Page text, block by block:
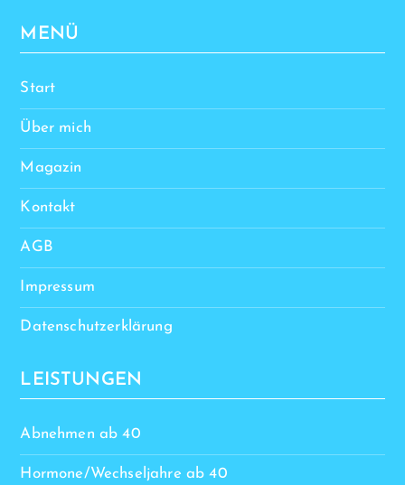
MENÜ
Start
Über mich
Magazin
Kontakt
AGB
Impressum
Datenschutzerklärung
LEISTUNGEN
Abnehmen ab 40
Hormone/Wechseljahre ab 40